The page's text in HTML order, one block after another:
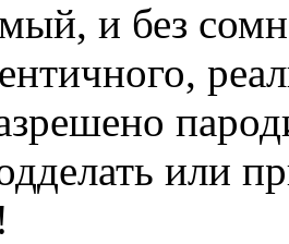
и без
или